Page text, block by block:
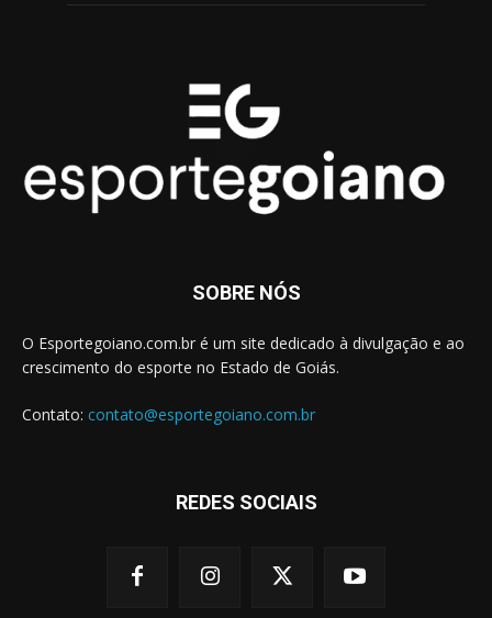
SOBRE NÓS
O Esportegoiano.com.br é um site dedicado à divulgação e ao
crescimento do esporte no Estado de Goiás.
Contato: contato@esportegoiano.com.br
REDES SOCIAIS